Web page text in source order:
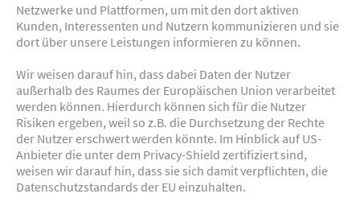
Netzwerke und Plattformen, um mit den dort aktiven
Kunden, Interessenten und Nutzern kommunizieren und sie
dort über unsere Leistungen informieren zu können.
Wir weisen darauf hin, dass dabei Daten der Nutzer
außerhalb des Raumes der Europäischen Union verarbeitet
werden können. Hierdurch können sich für die Nutzer
Risiken ergeben, weil so z.B. die Durchsetzung der Rechte
der Nutzer erschwert werden könnte. Im Hinblick auf US-
Anbieter die unter dem Privacy-Shield zertifiziert sind,
weisen wir darauf hin, dass sie sich damit verpflichten, die
Datenschutzstandards der EU einzuhalten.